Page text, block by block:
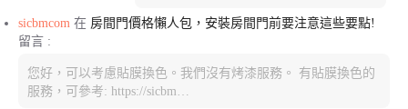
sicbmcom 在 房間門價格懶人包，安裝房間門前要注意這些要點!
留言 :
您好，可以考慮貼膜換色。我們沒有烤漆服務。 有貼膜換色的
服務，可參考: https://sicbm…